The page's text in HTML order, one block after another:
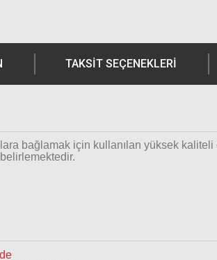
TAKSIT SEÇENEKLERI
bağlamak için kullanılan yüksek kaliteli